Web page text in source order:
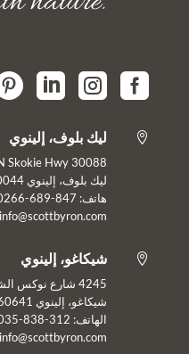



 ليك بلوف، إلينوي
30088 N Skokie Hwy
ليك بلوف، إلينوي 60044
هاتف: 847-689-0266
 شيكاغو، إلينوي
4245 شارع نوكس الشمالي
شيكاغو، إلينوي 60641
الهاتف: 312-838-8035